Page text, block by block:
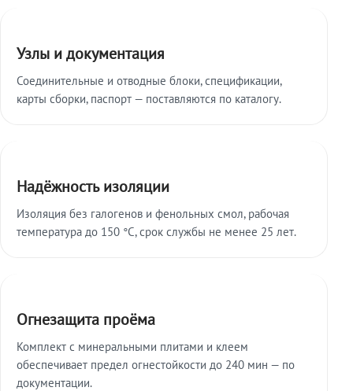
Узлы и документация
Соединительные и отводные блоки, спецификации,
карты сборки, паспорт — поставляются по каталогу.
Надёжность изоляции
Изоляция без галогенов и фенольных смол, рабочая
температура до 150 °C, срок службы не менее 25 лет.
Огнезащита проёма
Комплект с минеральными плитами и клеем
обеспечивает предел огнестойкости до 240 мин — по
документации.